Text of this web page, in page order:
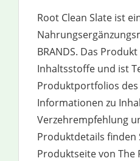
Root Clean Slate ist
BRANDS. Das
Inhaltsstoffe und ist
Produktportfolios
Informationen zu
Verzehrempfehlung
Produktdetails finden
Produktseite von The